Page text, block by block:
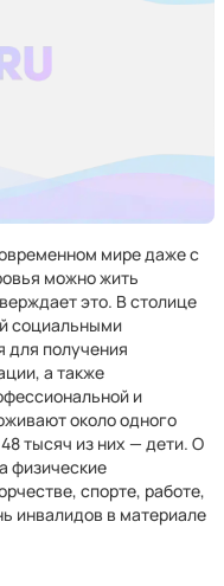
мире даже с
можно жить
это. В столице
социальными
для получения
а также
и
около одного
тысяч из них — дети. О
физические
спорте, работе,
инвалидов в материале